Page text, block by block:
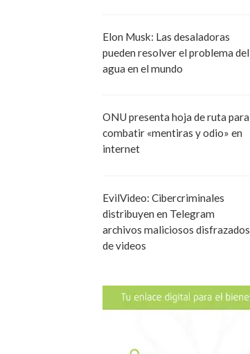
Elon Musk: Las desaladoras
pueden resolver el problema del
agua en el mundo
ONU presenta hoja de ruta para
combatir «mentiras y odio» en
internet
EvilVideo: Cibercriminales
distribuyen en Telegram
archivos maliciosos disfrazados
de videos